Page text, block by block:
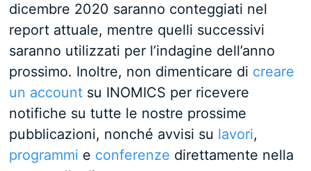
dicembre 2020 saranno conteggiati nel
report attuale, mentre quelli successivi
saranno utilizzati per l’indagine dell’anno
prossimo. Inoltre, non dimenticare di creare
un accountsu INOMICS per ricevere
notifiche su tutte le nostre prossime
pubblicazioni, nonché avvisi su lavori,
programmi e conferenze direttamente nella